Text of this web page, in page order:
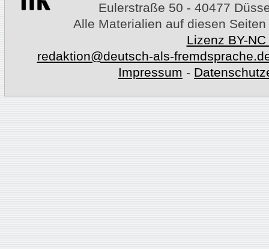
Eulerstraße 50 - 40477
Alle Materialien auf diesen
Lizenz BY-
redaktion@deutsch-als-
Impressum -